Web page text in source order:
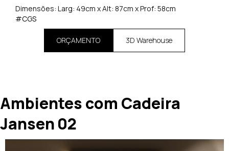
Dimensões: Larg: 49cm x Alt: 87cm x Prof: 58cm
#CGS
ORÇAMENTO 3D Warehouse
Ambientes com Cadeira
Jansen 02